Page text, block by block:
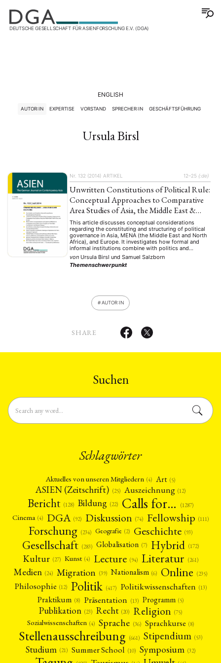
DEUTSCHE GESELLSCHAFT FÜR ASIENFORSCHUNG E.V. (DGA)
ENGLISH
AUTOR:IN EXPERTISE VORSTAND SPRECHER:IN GESCHÄFTSFÜHRUNG
Ursula Birsl
Nr. 132 (2014) ARTIKEL 12–25 {:de}
Unwritten Constitutions of Political Rule:
Conceptual Approaches to Comparative
Area Studies of Asia, the Middle East &
North Africa, and Europe
This article discusses conceptual considerations
regarding the constituting and structuring of political
governance in Asia, MENA (the Middle East and North
Africa), and Europe. It investigates how formal and
informal institutions combine with politics and
unwritten political rules to form an “unwritten
constitution” that acts as a de facto constitution for
political governance. Particular emphasis …
von Ursula Birslund Samuel Salzborn
Themenschwerpunkt
AUTOR:IN
SHARE
Suchen
Schlagwörter
Aktuelles von unseren Mitgliedern (4) Art (5)
ASIEN (Zeitschrift) (25) Auszeichnung (12)
Bericht (128) Bildung (22) Calls for… (1287)
Cinema (4) DGA (92) Diskussion (74) Fellowship (111)
Forschung (234) Geografie (2) Geschichte (93)
Gesellschaft (283) Globalisation (7) Hybrid (172)
Kultur (27) Kunst (4) Lecture (94) Literatur (261)
Medien (24) Migration (39) Nationalism (6) Online (235)
Philosophie (12) Politik (417) Politikwissenschaften (13)
Praktikum (8) Präsentation (13) Programm (5)
Publikation (23) Recht (20) Religion (75)
Sozialwissenschaften (4) Sprache (36) Sprachkurse (8)
Stellenausschreibung (661) Stipendium (53)
Studium (21) Summer School (10) Symposium (32)